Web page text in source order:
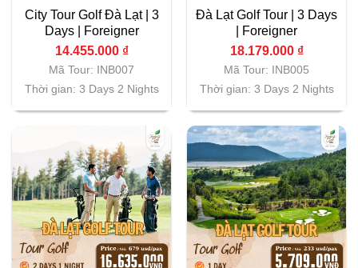
City Tour Golf Đà Lạt | 3
Days | Foreigner
14.455.000 ₫
Mã Tour: INB007
Thời gian: 3 Days 2 Nights
Đà Lạt Golf Tour | 3 Days
| Foreigner
18.179.000 ₫
Mã Tour: INB005
Thời gian: 3 Days 2 Nights